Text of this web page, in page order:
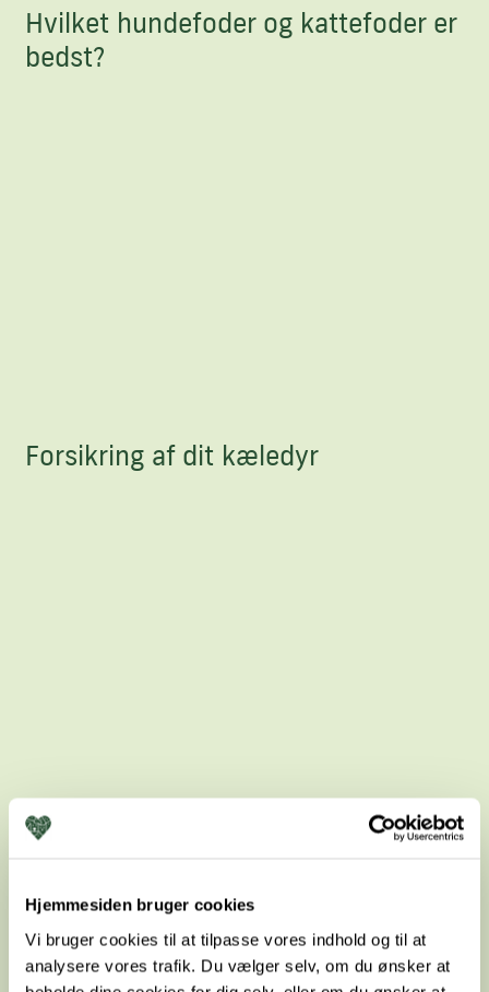
Hjemmesiden bruger cookies
Vi bruger cookies til at tilpasse vores indhold og til at
analysere vores trafik. Du vælger selv, om du ønsker at
Hvilket hundefoder og kattefoder er
bedst?
Forsikring af dit kæledyr